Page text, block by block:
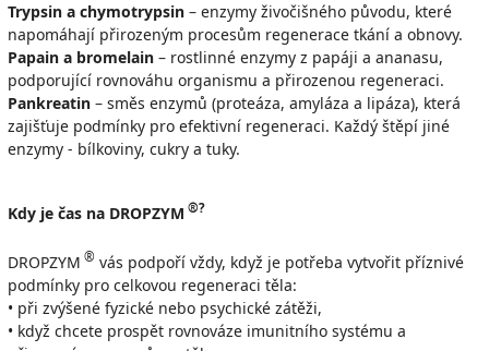
Trypsin a chymotrypsin – enzymy živočišného původu, které
napomáhají přirozeným procesům regenerace tkání a obnovy.
Papain a bromelain – rostlinné enzymy z papáji a ananasu,
podporující rovnováhu organismu a přirozenou regeneraci.
Pankreatin – směs enzymů (proteáza, amyláza a lipáza), která
zajišťuje podmínky pro efektivní regeneraci. Každý štěpí jiné
enzymy - bílkoviny, cukry a tuky.
Kdy je čas na DROPZYM ®?
DROPZYM ® vás podpoří vždy, když je potřeba vytvořit příznivé
podmínky pro celkovou regeneraci těla:
• při zvýšené fyzické nebo psychické zátěži,
• když chcete prospět rovnováze imunitního systému a